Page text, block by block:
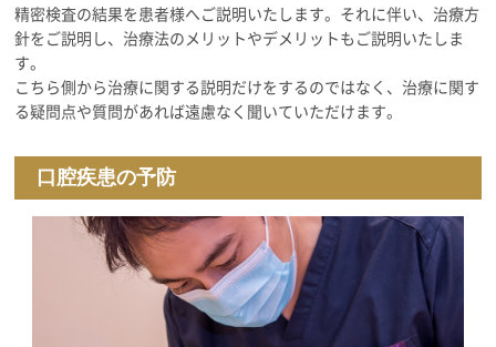
精密検査の結果を患者様へご説明いたします。それに伴い、治療方
針をご説明し、治療法のメリットやデメリットもご説明いたしま
す。
こちら側から治療に関する説明だけをするのではなく、治療に関す
る疑問点や質問があれば遠慮なく聞いていただけます。
口腔疾患の予防